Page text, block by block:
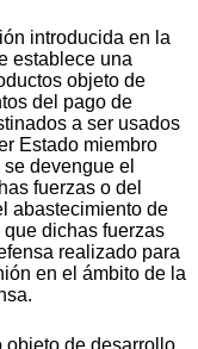
introducida en la
establece una
objeto de
del pago de
a ser usados
Estado miembro
devengue el
fuerzas o del
abastecimiento de
dichas fuerzas
realizado para
en el ámbito de la